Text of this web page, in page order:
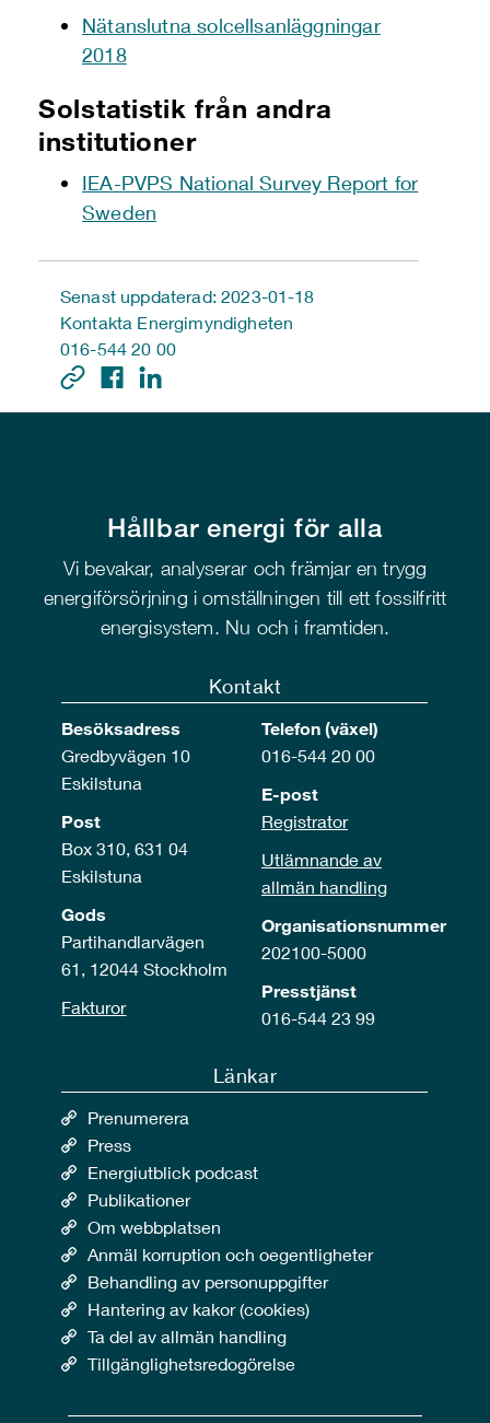
Nätanslutna solcellsanläggningar
2018
Solstatistik från andra
institutioner
IEA-PVPS National Survey Report for
Sweden
Senast uppdaterad: 2023-01-18
Kontakta Energimyndigheten
016-544 20 00
Hållbar energi för alla
Vi bevakar, analyserar och främjar en trygg
energiförsörjning i omställningen till ett fossilfritt
energisystem. Nu och i framtiden.
Kontakt
Besöksadress
Gredbyvägen 10
Eskilstuna
Post
Box 310, 631 04
Eskilstuna
Gods
Partihandlarvägen
61, 12044 Stockholm
Fakturor
Telefon (växel)
016-544 20 00
E-post
Registrator
Utlämnande av
allmän handling
Organisationsnummer
202100-5000
Presstjänst
016-544 23 99
Länkar
Prenumerera
Press
Energiutblick podcast
Publikationer
Om webbplatsen
Anmäl korruption och oegentligheter
Behandling av personuppgifter
Hantering av kakor (cookies)
Ta del av allmän handling
Tillgänglighetsredogörelse